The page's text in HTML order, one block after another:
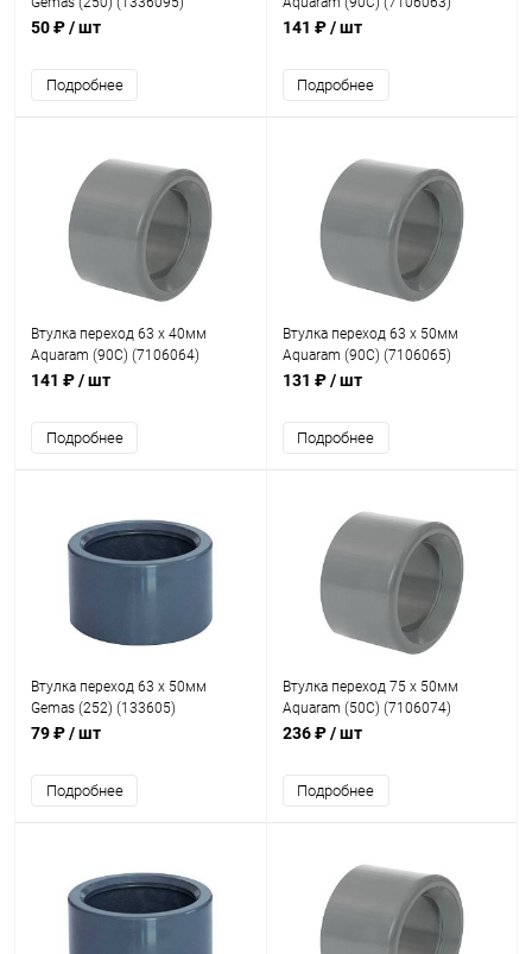
50 ₽/ шт
Подробнее
141 ₽/ шт
Подробнее
Втулка переход 63 x 40мм
Aquaram (90C) (7106064)
141 ₽/ шт
Подробнее
Втулка переход 63 x 50мм
Aquaram (90C) (7106065)
131 ₽/ шт
Подробнее
Втулка переход 63 x 50мм
Gemas (252) (133605)
79 ₽/ шт
Подробнее
Втулка переход 75 x 50мм
Aquaram (50C) (7106074)
236 ₽/ шт
Подробнее